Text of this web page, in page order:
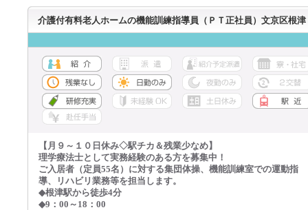
介護付有料老人ホームの機能訓練指導員（ＰＴ正社員）文京区根津
【月９～１０日休み◇駅チカ＆残業少なめ】
理学療法士として実務経験のある方を募集中！
ご入居者（定員55名）に対する集団体操、機能訓練室での運動指
導、リハビリ業務等を担当します。
◆根津駅から徒歩4分
◆9：00～18：00